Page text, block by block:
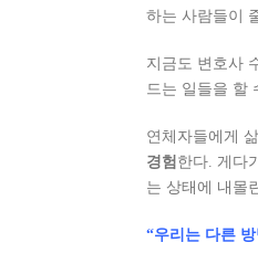
하는 사람들이
지금도 변호사
드는 일들을 할
연체자들에게
경험 한다. 게다
는 상태에 내몰
“우리는 다른